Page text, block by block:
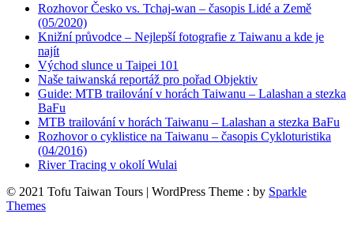
Rozhovor Česko vs. Tchaj-wan – časopis Lidé a Země
(05/2020)
Knižní průvodce – Nejlepší fotografie z Taiwanu a kde je
najít
Východ slunce u Taipei 101
Naše taiwanská reportáž pro pořad Objektiv
Guide: MTB trailování v horách Taiwanu – Lalashan a stezka
BaFu
MTB trailování v horách Taiwanu – Lalashan a stezka BaFu
Rozhovor o cyklistice na Taiwanu – časopis Cykloturistika
(04/2016)
River Tracing v okolí Wulai
© 2021 Tofu Taiwan Tours | WordPress Theme : by Sparkle
Themes